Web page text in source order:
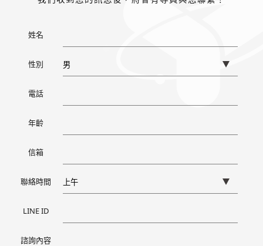
姓名
性別
電話
年齡
信箱
聯絡時間
LINE ID
諮詢內容